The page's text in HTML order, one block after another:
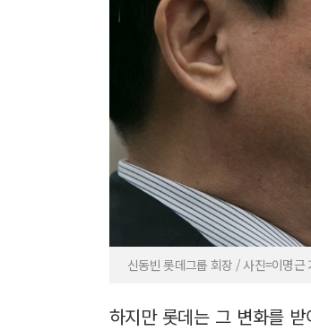
신동빈 롯데그룹 회장 / 사진=이명
하지만 롯데는 그 변화를